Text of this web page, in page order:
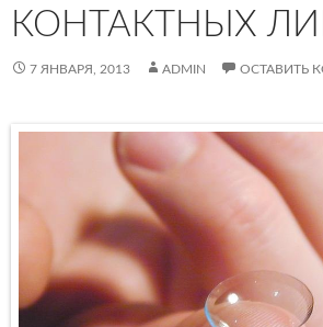
КОНТАКТНЫХ
7 ЯНВАРЯ, 2013 ADMIN ОСТАВИТЬ